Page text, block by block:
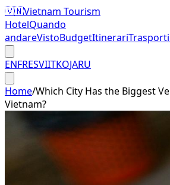
🇻🇳Vietnam Tourism
HotelQuando
andareVistoBudgetItinerariTrasporti
ENFRESVIITKOJARU
Home/Which City Has the Biggest
Vietnam?